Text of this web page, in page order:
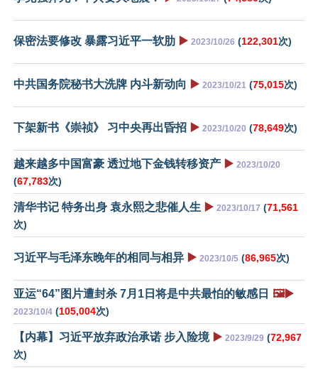
保密法要修改 暴露习近平一软肋 ▶️ 2023/10/26 (122,301次)
中共国务院秘书大洗牌 内斗新动向 ▶️ 2023/10/21 (75,015次)
下架新书《崇祯》 习中央再出昏招 ▶️ 2023/10/20 (78,649次)
越来越多中国富豪 透过地下金钱转移资产 ▶️ 2023/10/20
(67,783次)
清华书记 特务出身 袁永熙之悲催人生 ▶️ 2023/10/17 (71,561
次)
习近平与毛泽东晚年的相同与相异 ▶️ 2023/10/5 (86,965次)
亚运“64”图片遭封杀 7月1日将是中共最怕的敏感日 🖼️▶️
2023/10/4 (105,004次)
【内幕】习近平放弃政治承诺 步入险境 ▶️ 2023/9/29 (72,967
次)